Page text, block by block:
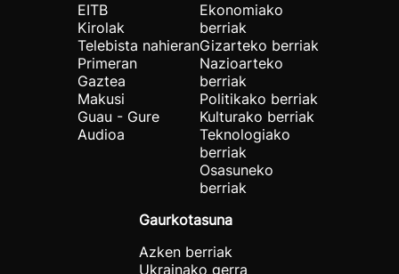
EITB
Kirolak
Telebista nahieran
Primeran
Gaztea
Makusi
Guau - Gure
Audioa
Ekonomiako
berriak
Gizarteko berriak
Nazioarteko
berriak
Politikako berriak
Kulturako berriak
Teknologiako
berriak
Osasuneko
berriak
Gaurkotasuna
Azken berriak
Ukrainako gerra